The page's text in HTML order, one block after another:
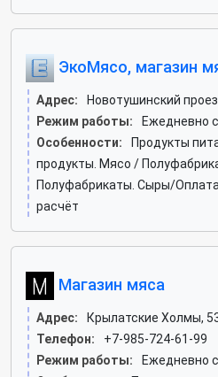
ЭкоМясо, магазин
Адрес:
Новотушинский
Режим работы:
Ежедневно
Особенности:
Продукты
продукты. Мясо /
Полуфабрикаты. Сыры/
расчёт
Магазин мяса
Адрес:
Крылатские Холмы,
Телефон:
+7-985-724-61-99
Режим работы:
Ежедневно